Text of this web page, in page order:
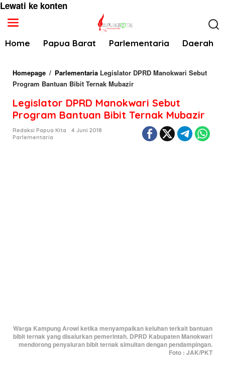
Lewati ke konten
Home Papua Barat Parlementaria Daerah
Homepage / Parlementaria Legislator DPRD Manokwari Sebut
Program Bantuan Bibit Ternak Mubazir
Legislator DPRD Manokwari Sebut
Program Bantuan Bibit Ternak Mubazir
Redaksi Papua Kita
4 Juni 2018
Parlementaria
Warga Kampung Arowi ketika menyampaikan keluhan terkait bantuan
bibit ternak yang disalurkan pemerintah. DPRD Kabupaten Manokwari
mendorong penyaluran bibit ternak simultan dengan pendampingan.
Foto : JAK/PKT